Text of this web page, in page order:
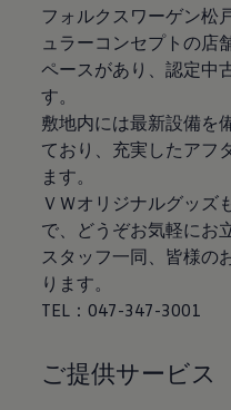
アクセサリー
Lifestyle &
Car
Drive
リサイクル
警告灯とイ
特定整備情
運転上の注
自動車リサ
ロイヤリティプ
安心プログ
カスタマー
“Certified Pre-
フォルクスワーゲン松
ュラーコンセプトの店
ペースがあり、認定中
す。
敷地内には最新設備を
ており、充実したアフ
ます。
ＶＷオリジナルグッズ
で、どうぞお気軽にお
スタッフ一同、皆様の
ります。
TEL：047-347-3001
ご提供サービス